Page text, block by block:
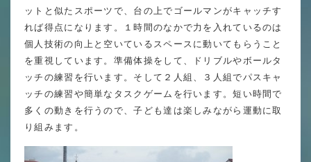
ットと似たスポーツで、台の上でゴールマンがキャッチす
れば得点になります。１時間のなかで力を入れているのは
個人技術の向上と空いているスペースに動いてもらうこと
を重視しています。準備体操をして、ドリブルやボールタ
ッチの練習を行います。そして２人組、３人組でパスキャ
ッチの練習や簡単なタスクゲームを行います。短い時間で
多くの動きを行うので、子ども達は楽しみながら運動に取
り組みます。
クラブ活動
委員会